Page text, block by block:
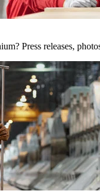
Press releases,